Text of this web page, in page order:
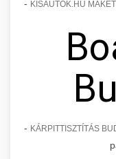
- KISAUTOK.HU
- KÁRPITTISZTÍTÁS